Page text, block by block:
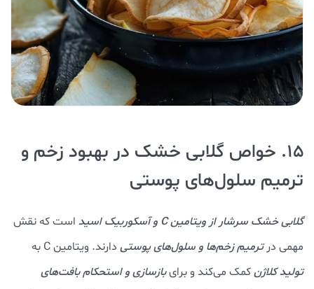
15. خواص گلابی خشک در بهبود زخم و
ترمیم سلول‌های پوستی
گلابی خشک سرشار از ویتامین C و آسکوربیک اسید
است که نقش
مهمی درترمیم زخم‌ها و سلول‌های پوستی دارند. ویتامین C به
تولید کلاژنکمک می‌کند و برایبازسازی و استحکام بافت‌های